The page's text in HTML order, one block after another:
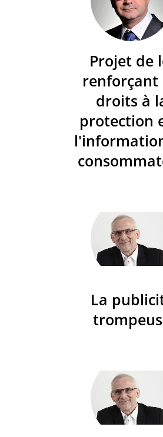
Projet de
renforçant
droits à
protection
La